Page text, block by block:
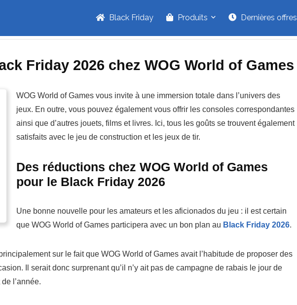
Black Friday Produits Dernières offres
Friday 2026 chez WOG World of Games
WOG World of Games vous invite à une immersion totale dans l’univers des
jeux. En outre, vous pouvez également vous offrir les consoles correspondantes
ainsi que d’autres jouets, films et livres. Ici, tous les goûts se trouvent également
satisfaits avec le jeu de construction et les jeux de tir.
Des réductions chez WOG World of Games
pour le Black Friday 2026
Une bonne nouvelle pour les amateurs et les aficionados du jeu : il est certain
que WOG World of Games participera avec un bon plan au Black Friday 2026.
sur le fait que WOG World of Games avait l’habitude de proposer des
Il serait donc surprenant qu’il n’y ait pas de campagne de rabais le jour de
l’année.